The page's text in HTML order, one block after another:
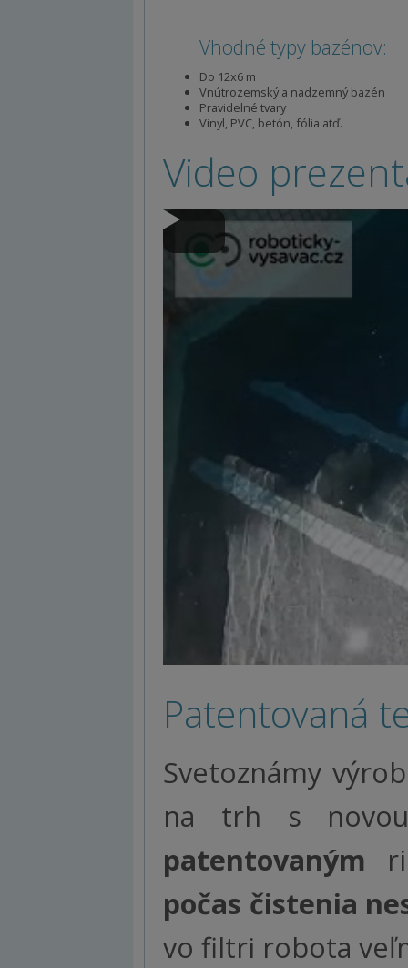
Vhodné typy bazénov:
Do 12x6 m
Vnútrozemský a nadzemný bazén
Pravidelné tvary
Vinyl, PVC, betón, fólia atď.
Video
Patentovaná
Svetoznámy
na trh s
patentovaným
počas čistenia
vo filtri robota